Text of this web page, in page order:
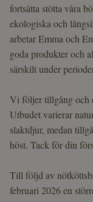
fortsätta stötta våra
ekologiska och
arbetar Emma och
goda produkter och
särskilt under
Vi följer tillgång och
Utbudet varierar
slaktdjur, medan
höst. Tack för din
Till följd av
februari 2026 en